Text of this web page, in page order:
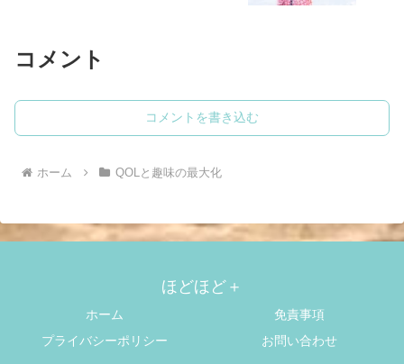
コメント
コメントを書き込む
ホーム QOLと趣味の最大化
ほどほど＋
ホーム
免責事項
プライバシーポリシー
お問い合わせ